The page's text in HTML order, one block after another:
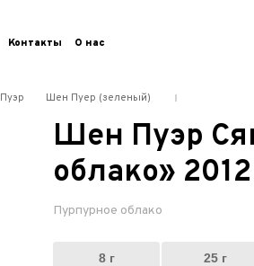
Контакты О нас
Пуэр Шен Пуер (зеленый)
Шен Пуэр
облако»
Пурпурное облако
8 г 25 г